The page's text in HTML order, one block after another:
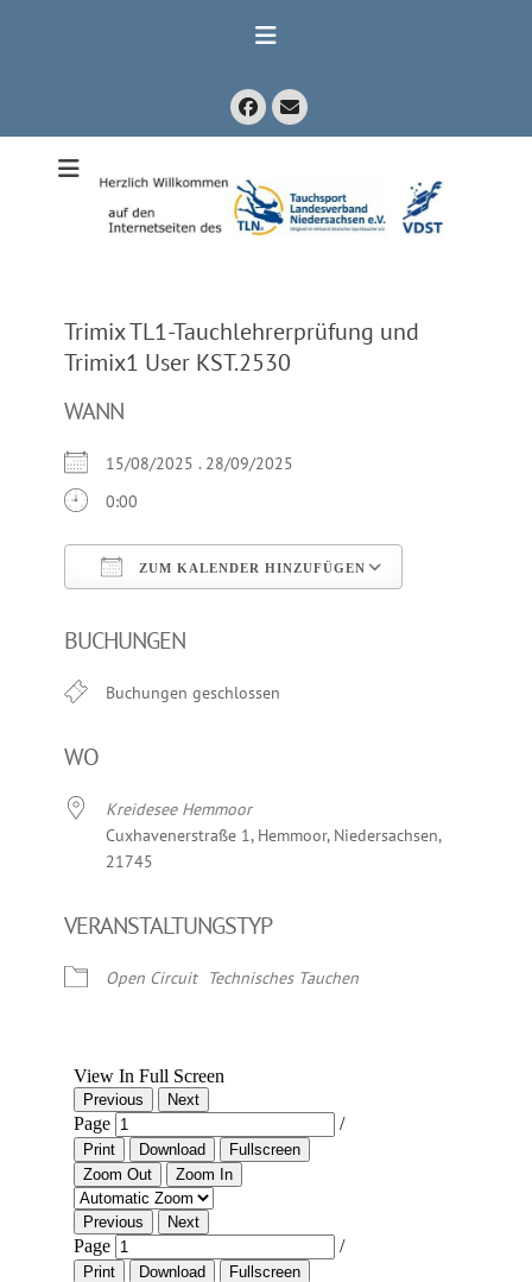
Facebook
E-
Mail
Tauchsport
Landesverband
Trimix TL1-Tauchlehrerprüfung und
Trimix1 User KST.2530
WANN
15/08/2025 . 28/09/2025
0:00
ZUM KALENDER HINZUFÜGEN
BUCHUNGEN
Buchungen geschlossen
WO
Kreidesee Hemmoor
Cuxhavenerstraße 1, Hemmoor, Niedersachsen,
21745
VERANSTALTUNGSTYP
Open Circuit Technisches Tauchen